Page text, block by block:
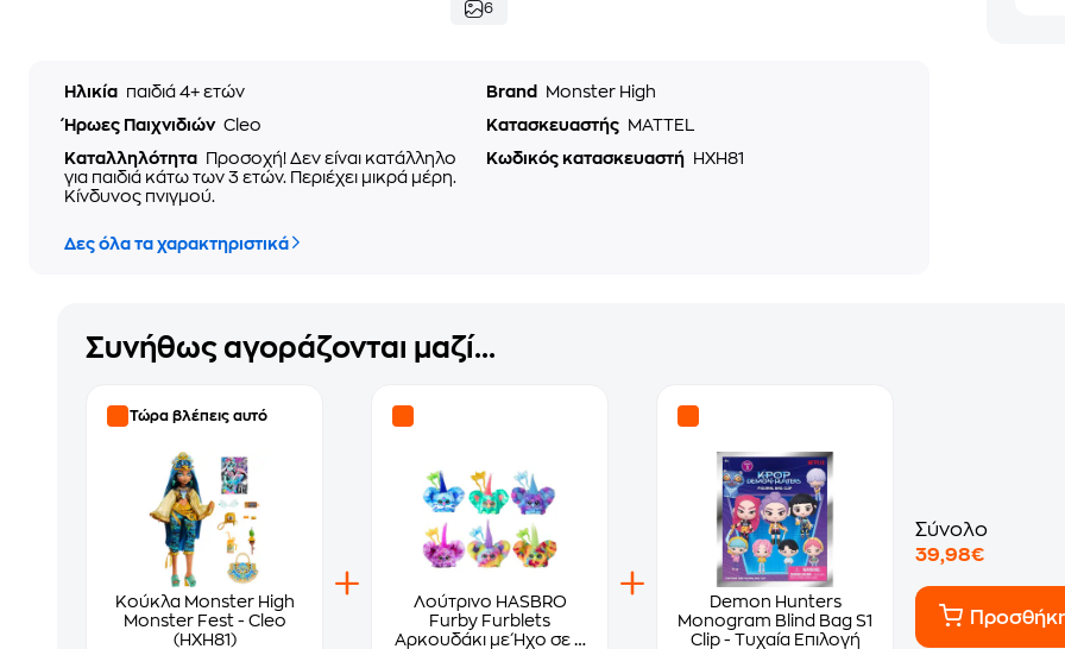
6
Ηλικία παιδιά 4+ ετών Brand
Monster High
Ήρωες Παιχνιδιών Cleo Κατασκευαστής
MATTEL
Καταλληλότητα
Προσοχή! Δεν είναι κατάλληλο
για παιδιά κάτω των 3 ετών. Περιέχει μικρά μέρη.
Κίνδυνος πνιγμού.
Κωδικός κατασκευαστή HXH81
Δες όλα τα χαρακτηριστικά
Συνήθως αγοράζονται μαζί...
Τώρα βλέπεις αυτό
Κούκλα Monster High
Monster Fest - Cleo
(HXH81)
Λούτρινο HASBRO
Furby Furblets
Αρκουδάκι με Ήχο σε 6
Demon Hunters
Monogram Blind Bag S1
Clip - Τυχαία Επιλογή
Σύνολο
39,98€